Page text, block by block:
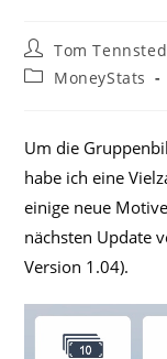
Beitrags-
Autor:
Tom
Beitrags-
MoneyStats
Um die
habe ich eine
einige neue
nächsten Update
Version 1.04).